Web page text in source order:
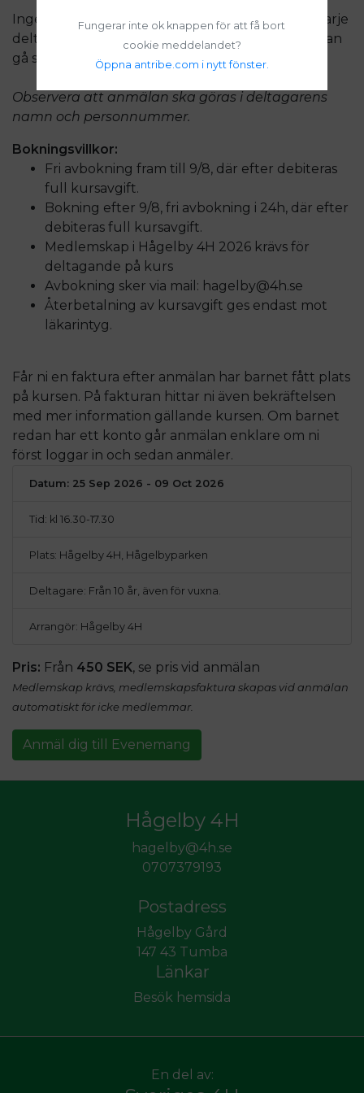
Ingen tidigare hästvana krävs, vi anpassar efter varje
deltagare så både ovana och lite mer hästvana kan
gå samma kurs.
Observera att anmälan ska göras i deltagarens
namn och personnummer.
Bokningsvillkor:
Fri avbokning fram till 9/8, där efter debiteras
full kursavgift.
Bokning efter 9/8, fri avbokning i 24h, där efter
debiteras full kursavgift.
Medlemskap i Hågelby 4H 2026 krävs för
deltagande på kurs
Avbokning sker via mail: hagelby@4h.se
Återbetalning av kursavgift ges endast mot
läkarintyg.
Får ni en faktura efter anmälan har barnet fått plats
på kursen. På fakturan hittar ni även bekräftelsen
med mer information gällande kursen. Om barnet
redan har ett konto går anmälan enklare om ni
först loggar in och sedan anmäler.
Datum: 25 Sep 2026 - 09 Oct 2026
Tid: kl 16.30-17.30
Plats: Hågelby 4H, Hågelbyparken
Deltagare: Från 10 år, även för vuxna.
Arrangör: Hågelby 4H
Pris: Från 450 SEK, se pris vid anmälan
Medlemskap krävs, medlemskapsfaktura skapas vid anmälan
automatiskt för icke medlemmar.
Anmäl dig till Evenemang
Hågelby 4H
hagelby@4h.se
0707379193
Postadress
Hågelby Gård
147 43 Tumba
Länkar
Besök hemsida
En del av:
Fungerar inte ok knappen för att få bort
cookie meddelandet?
Öppna antribe.com i nytt fönster.